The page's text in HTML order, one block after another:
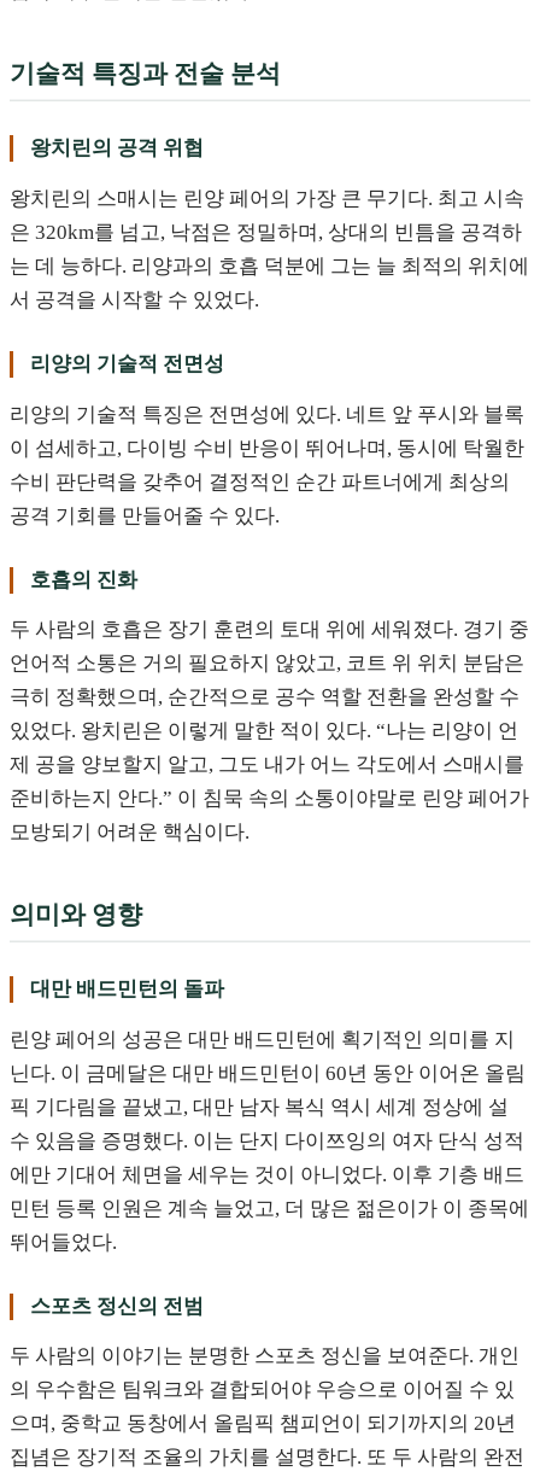
기술적 특징과 전술 분석
왕치린의 공격 위협
왕치린의 스매시는 린양 페어의 가장 큰 무기다. 최고 시속
은 320km를 넘고, 낙점은 정밀하며, 상대의 빈틈을 공격하
는 데 능하다. 리양과의 호흡 덕분에 그는 늘 최적의 위치에
서 공격을 시작할 수 있었다.
리양의 기술적 전면성
리양의 기술적 특징은 전면성에 있다. 네트 앞 푸시와 블록
이 섬세하고, 다이빙 수비 반응이 뛰어나며, 동시에 탁월한
수비 판단력을 갖추어 결정적인 순간 파트너에게 최상의
공격 기회를 만들어줄 수 있다.
호흡의 진화
두 사람의 호흡은 장기 훈련의 토대 위에 세워졌다. 경기 중
언어적 소통은 거의 필요하지 않았고, 코트 위 위치 분담은
극히 정확했으며, 순간적으로 공수 역할 전환을 완성할 수
있었다. 왕치린은 이렇게 말한 적이 있다. “나는 리양이 언
제 공을 양보할지 알고, 그도 내가 어느 각도에서 스매시를
준비하는지 안다.” 이 침묵 속의 소통이야말로 린양 페어가
모방되기 어려운 핵심이다.
의미와 영향
대만 배드민턴의 돌파
린양 페어의 성공은 대만 배드민턴에 획기적인 의미를 지
닌다. 이 금메달은 대만 배드민턴이 60년 동안 이어온 올림
픽 기다림을 끝냈고, 대만 남자 복식 역시 세계 정상에 설
수 있음을 증명했다. 이는 단지 다이쯔잉의 여자 단식 성적
에만 기대어 체면을 세우는 것이 아니었다. 이후 기층 배드
민턴 등록 인원은 계속 늘었고, 더 많은 젊은이가 이 종목에
뛰어들었다.
스포츠 정신의 전범
두 사람의 이야기는 분명한 스포츠 정신을 보여준다. 개인
의 우수함은 팀워크와 결합되어야 우승으로 이어질 수 있
으며, 중학교 동창에서 올림픽 챔피언이 되기까지의 20년
집념은 장기적 조율의 가치를 설명한다. 또 두 사람의 완전